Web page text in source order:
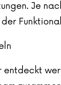
Je
der